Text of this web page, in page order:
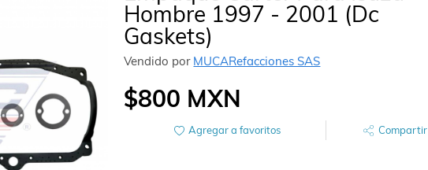
Hombre 1997 - 2001 (Dc
Gaskets)
Vendido por MUCARefacciones SAS
$800 MXN
Agregar a favoritos Compartir